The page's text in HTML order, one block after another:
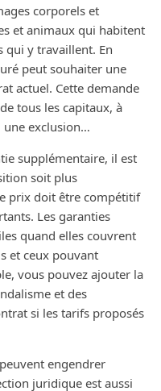
corporels et
et animaux qui habitent
qui y travaillent. En
peut souhaiter une
actuel. Cette demande
tous les capitaux, à
une exclusion…
supplémentaire, il est
soit plus
prix doit être compétitif
Les garanties
quand elles couvrent
et ceux pouvant
vous pouvez ajouter la
et des
si les tarifs proposés
engendrer
juridique est aussi